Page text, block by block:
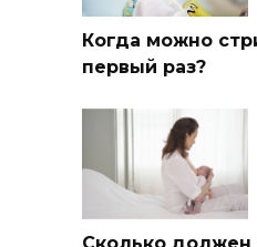
Когда можно
первый раз?
Сколько должен